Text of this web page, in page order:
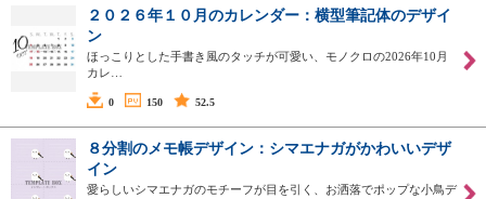
２０２６年１０月のカレンダー：横型筆記体のデザイ
ン
ほっこりとした手書き風のタッチが可愛い、モノクロの2026年10月
カレ…
0 150 52.5
８分割のメモ帳デザイン：シマエナガがかわいいデザ
イン
愛らしいシマエナガのモチーフが目を引く、お洒落でポップな小鳥デ